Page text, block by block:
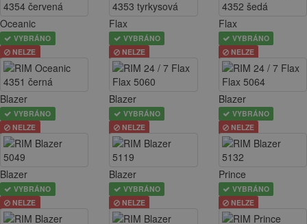
Oceanic
VYBRÁNO
NELZE
Flax
VYBRÁNO
NELZE
Flax
VYBRÁNO
NELZE
Blazer
VYBRÁNO
NELZE
Blazer
VYBRÁNO
NELZE
Blazer
VYBRÁNO
NELZE
Blazer
VYBRÁNO
NELZE
Blazer
VYBRÁNO
NELZE
Prince
VYBRÁNO
NELZE